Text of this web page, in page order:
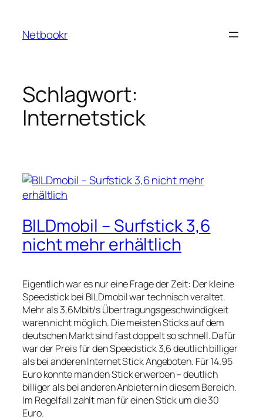
springen
Netbookr
Schlagwort:
Internetstick
BILDmobil – Surfstick 3,6
nicht mehr erhältlich
Eigentlich war es nur eine Frage der Zeit: Der kleine
Speedstick bei BILDmobil war technisch veraltet.
Mehr als 3,6Mbit/s Übertragungsgeschwindigkeit
waren nicht möglich. Die meisten Sticks auf dem
deutschen Markt sind fast doppelt so schnell. Dafür
war der Preis für den Speedstick 3,6 deutlich billiger
als bei anderen Internet Stick Angeboten. Für 14.95
Euro konnte man den Stick erwerben – deutlich
billiger als bei anderen Anbietern in diesem Bereich.
Im Regelfall zahlt man für einen Stick um die 30
Euro.